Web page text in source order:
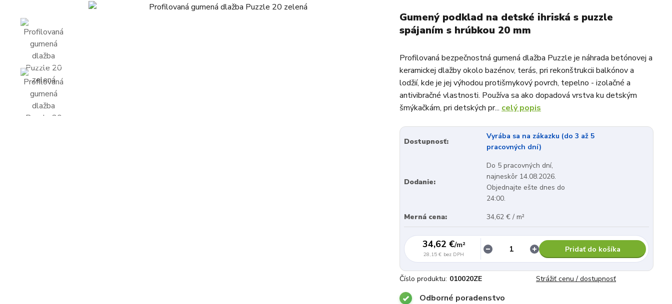
Gumený podklad na detské ihriská s puzzle
spájaním s hrúbkou 20 mm
Profilovaná bezpečnostná gumená dlažba Puzzle je náhrada betónovej a
keramickej dlažby okolo bazénov, terás, pri rekonštrukcii balkónov a
lodžií, kde je jej výhodou protišmykový povrch, tepelno - izolačné a
antivibračné vlastnosti. Používa sa ako dopadová vrstva ku detským
šmýkačkám, pri detských pr... celý popis
Dostupnosť:
Vyrába sa na zákazku (do 3 až 5
pracovných dní)
Dodanie:
Do 5 pracovných dní,
najneskôr 14.08.2026.
Objednajte ešte dnes do
24:00.
Merná cena:
34,62 € / m²
34,62 €/m²
28,15 € bez DPH
Pridať do košíka
Číslo produktu: 010020ZE Strážiť cenu / dostupnosť
Odborné poradenstvo